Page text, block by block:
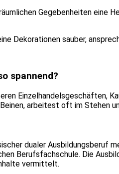
Gegebenheiten eine
Dekorationen sauber,
spannend?
Einzelhandelsgeschäften,
arbeitest oft im Stehen
dualer Ausbildungsberuf
Berufsfachschule. Die
vermittelt.